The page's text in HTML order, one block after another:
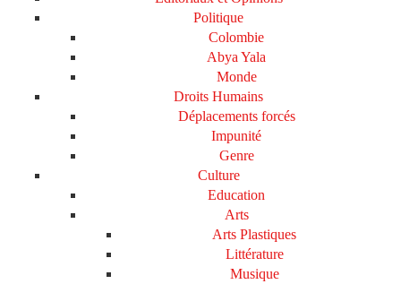
Politique
Colombie
Abya Yala
Monde
Droits Humains
Déplacements forcés
Impunité
Genre
Culture
Education
Arts
Arts Plastiques
Littérature
Musique